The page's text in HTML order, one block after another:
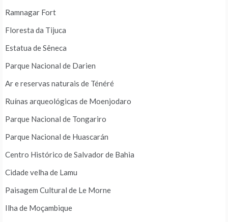
Ramnagar Fort
Floresta da Tijuca
Estatua de Sêneca
Parque Nacional de Darien
Ar e reservas naturais de Ténéré
Ruínas arqueológicas de Moenjodaro
Parque Nacional de Tongariro
Parque Nacional de Huascarán
Centro Histórico de Salvador de Bahia
Cidade velha de Lamu
Paisagem Cultural de Le Morne
Ilha de Moçambique